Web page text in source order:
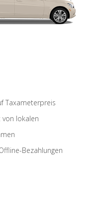
Taxameterpreis
von lokalen
Bezahlungen